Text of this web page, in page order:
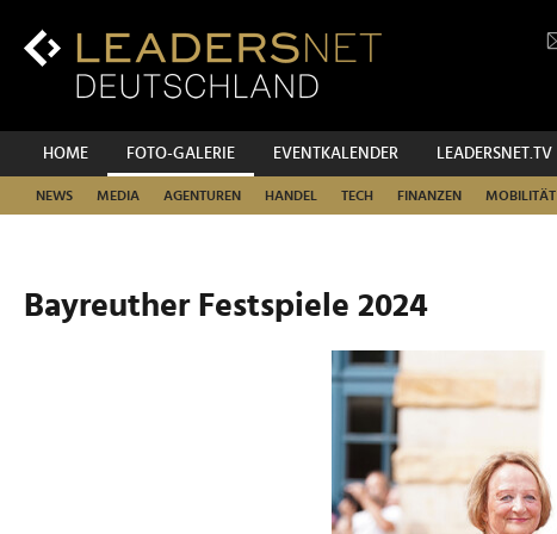
Inhalt
Hauptnavigation
HOME FOTO-GALERIE EVENTKALENDER LEADERSNET.TV
NEWS MEDIA AGENTUREN HANDEL TECH FINANZEN MOBILITÄT
Bayreuther Festspiele 2024